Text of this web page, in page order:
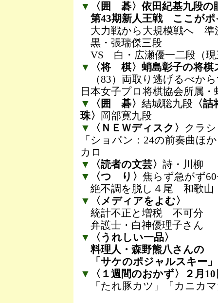
▼
〈囲 碁〉依田紀基九段の
第43期新人王戦 ここがポ
大力戦から大規模戦へ 準
黒・張瑞傑三段
VS 白・広瀬優一二段（現
▼
〈将 棋〉蛸島彰子の将
（83）両取り逃げるべか
日本女子プロ将棋協会所属
▼
〈囲 碁〉 結城聡九段 〈
珠〉
岡部寛九段
▼
〈ＮＥＷディスク〉 クラ
「ショパン：24の前奏曲ほ
カロ
▼
〈読者の文芸〉 詩・川柳
▼
〈つ り〉 焦らず急がず
絶不調を脱し４尾 和歌山
▼
〈メディアをよむ〉
統計不正と増税 不可分
弁護士・白神優理子さん
▼
〈うれしい一品〉
料理人・森野熊八さんの
「サケのポジャルスキー」
▼
〈１週間のおかず〉２月
「たれ豚カツ」「カニカ